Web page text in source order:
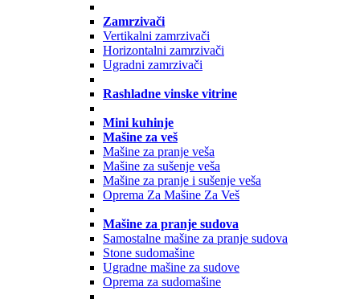
Zamrzivači
Vertikalni zamrzivači
Horizontalni zamrzivači
Ugradni zamrzivači
Rashladne vinske vitrine
Mini kuhinje
Mašine za veš
Mašine za pranje veša
Mašine za sušenje veša
Mašine za pranje i sušenje veša
Oprema Za Mašine Za Veš
Mašine za pranje sudova
Samostalne mašine za pranje sudova
Stone sudomašine
Ugradne mašine za sudove
Oprema za sudomašine